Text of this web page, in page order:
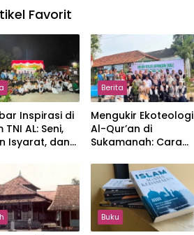
Favorit
Inspirasi di
TNI AL: Seni,
Isyarat, dan
Berita
Mengukir Ekoteologi
Al-Qur’an di
Sukamanah: Cara
Jakarta Menjaga
Bumi Jonggol
Buku